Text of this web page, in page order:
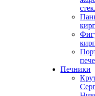
Печники